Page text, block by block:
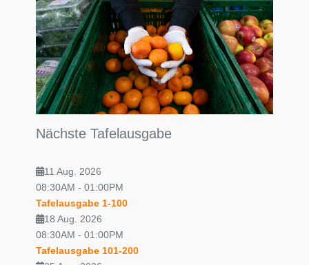
Nächste Tafelausgabe
11 Aug. 2026
08:30AM - 01:00PM
Tafelausgabe 1-100
18 Aug. 2026
08:30AM - 01:00PM
Tafelausgabe 101-200